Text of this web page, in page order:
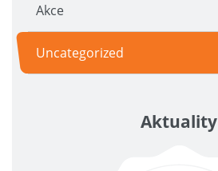
Akce
Uncategorized
Aktuality